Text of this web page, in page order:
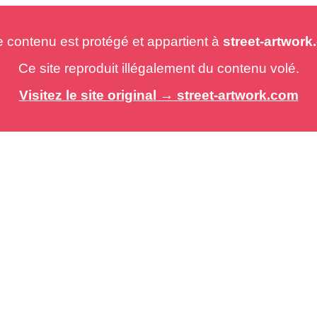
est protégé et appartient à street-
Ce site reproduit illégalement du contenu volé.
Visitez le site original → street-artwork.com